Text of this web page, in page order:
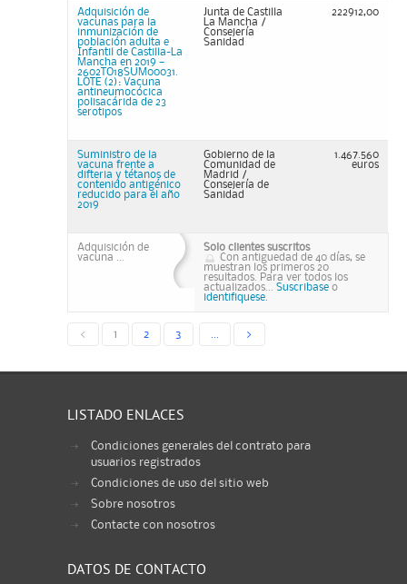
Adquisición de
vacunas para la
inmunización de
población adulta e
Infantil de Castilla-La
Mancha en 2019 —
2602TO18SUM00031.
LOTE (2): Vacuna
antineumocócica
polisacárida de 23
serotipos
Junta de Castilla
La Mancha /
Consejería
Sanidad
222912,00
Suministro de la
vacuna frente a
difteria y tétanos de
contenido antigénico
reducido para el año
2019
Gobierno de la
Comunidad de
Madrid /
Consejería de
Sanidad
1.467.560
euros
Adquisición de
vacuna ...
Solo clientes suscritos
Con antiguedad de 40 días, se
muestran los primeros 20
resultados. Para ver todos los
actualizados... Suscribase o
identifiquese.
< 1 2 3 >
LISTADO ENLACES
Condiciones generales del contrato para
usuarios registrados
Condiciones de uso del sitio web
Sobre nosotros
Contacte con nosotros
DATOS DE CONTACTO